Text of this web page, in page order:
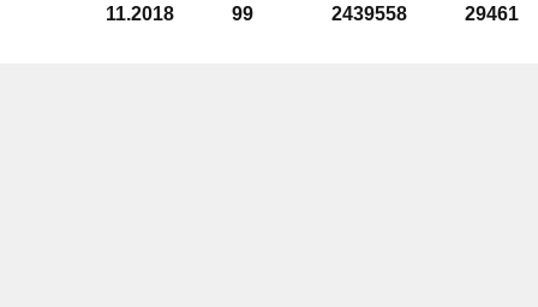
11.2018 99 2439558 29461